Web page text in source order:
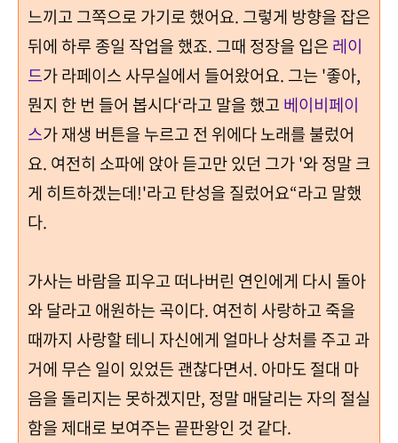
느끼고 그쪽으로 가기로 했어요. 그렇게 방향을 잡은
뒤에 하루 종일 작업을 했죠. 그때 정장을 입은 레이
드가 라페이스 사무실에서 들어왔어요. 그는 '좋아,
뭔지 한 번 들어 봅시다‘라고 말을 했고 베이비페이
스가 재생 버튼을 누르고 전 위에다 노래를 불렀어
요. 여전히 소파에 앉아 듣고만 있던 그가'와 정말 크
게 히트하겠는데!'라고 탄성을 질렀어요“라고 말했
다.
가사는 바람을 피우고 떠나버린 연인에게 다시 돌아
와 달라고 애원하는 곡이다. 여전히 사랑하고 죽을
때까지 사랑할 테니 자신에게 얼마나 상처를 주고 과
거에 무슨 일이 있었든 괜찮다면서. 아마도 절대 마
음을 돌리지는 못하겠지만, 정말매달리는 자의 절실
함을 제대로 보여주는 끝판왕인 것 같다.